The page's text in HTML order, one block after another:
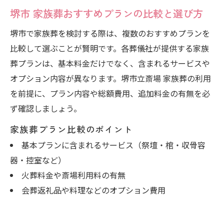
堺市 家族葬おすすめプランの比較と選び方
堺市で家族葬を検討する際は、複数のおすすめプランを
比較して選ぶことが賢明です。各葬儀社が提供する家族
葬プランは、基本料金だけでなく、含まれるサービスや
オプション内容が異なります。堺市立斎場 家族葬の利用
を前提に、プラン内容や総額費用、追加料金の有無を必
ず確認しましょう。
家族葬プラン比較のポイント
基本プランに含まれるサービス（祭壇・棺・収骨容
器・控室など）
火葬料金や斎場利用料の有無
会葬返礼品や料理などのオプション費用